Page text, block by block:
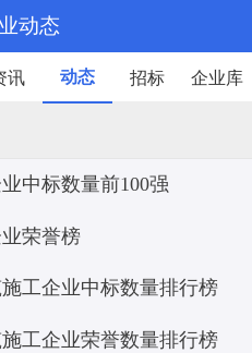
动态
讯 动态 招标 企业库
中标数量前100强
荣誉榜
工企业中标数量排行榜
工企业荣誉数量排行榜